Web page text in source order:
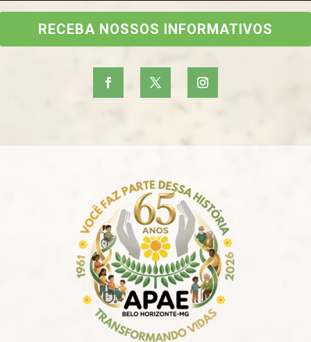
RECEBA NOSSOS INFORMATIVOS